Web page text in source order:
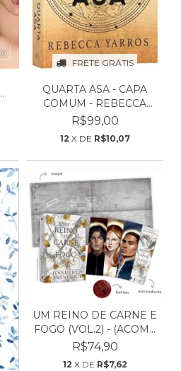
FRETE GRÁTIS
QUARTA ASA - CAPA
COMUM - REBECCA
YARROS
R$99,00
12 X DE R$10,07
UM REINO DE CARNE E
FOGO (VOL.2) - (ACOM...
R$74,90
12 X DE R$7,62